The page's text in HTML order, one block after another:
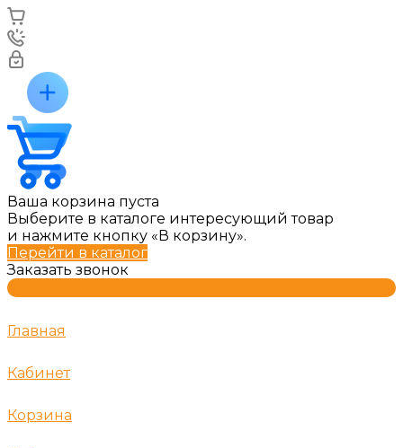
Ваша корзина пуста
Выберите в каталоге интересующий товар
и нажмите кнопку «В корзину».
Перейти в каталог
Заказать звонок
Главная
Кабинет
Корзина